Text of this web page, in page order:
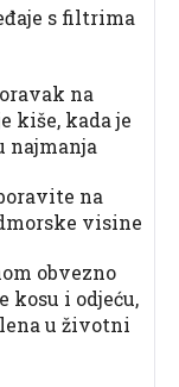
s filtrima
na
kiše, kada je
najmanja
na
visine
obvezno
kosu i odjeću,
u životni